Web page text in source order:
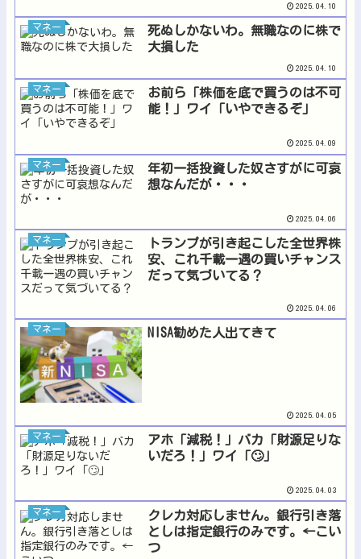
2025.04.10
マネー
死ぬしかないわ。無職なのに株で
大損した
2025.04.10
マネー
お前ら「株価を底で買うのは不可
能！」ワイ「いやできるぞ」
2025.04.09
マネー
年初一括投資した奴さすがに可哀
想なんだが・・・
2025.04.06
マネー
トランプが引き起こした全世界株
安、これ千載一遇の買いチャンス
だって気づいてる？
2025.04.06
マネー NISA勧めた人出てきて
2025.04.05
マネー
アホ「減税！」バカ「財源足りな
いだろ！」ワイ「🙄」
2025.04.03
マネー
クレカ対応しません。銀行引き落
としは指定銀行のみです。←こい
つ